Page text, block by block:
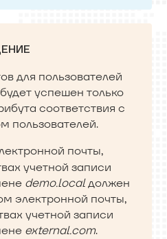
для пользователей
успешен только
соответствия с
пользователей.
почты,
учетной записи
demo.localдолжен
электронной почты,
учетной записи
external.com.